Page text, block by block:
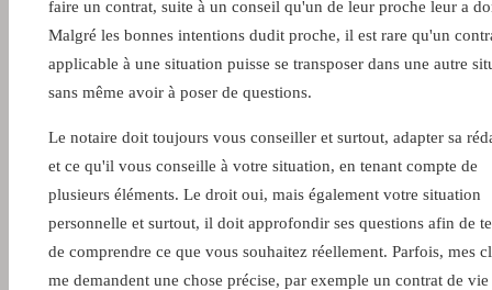
faire un contrat, suite à un conseil qu'un de leur proche leur a
Malgré les bonnes intentions dudit proche, il est rare qu'un
applicable à une situation puisse se transposer dans une autre
sans même avoir à poser de questions.
Le notaire doit toujours vous conseiller et surtout, adapter sa
et ce qu'il vous conseille à votre situation, en tenant compte de
plusieurs éléments. Le droit oui, mais également votre situation
personnelle et surtout, il doit approfondir ses questions afin de
de comprendre ce que vous souhaitez réellement. Parfois, mes
me demandent une chose précise, par exemple un contrat de vie